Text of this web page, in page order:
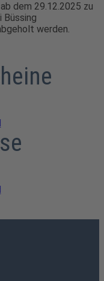
dem 29.12.2025 zu
Büssing
werden.